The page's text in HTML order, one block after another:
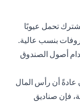
تحمل عيوبًا
بنسب عالية.
أصول الصندوق
عادةً أن رأس المال
فإن صناديق